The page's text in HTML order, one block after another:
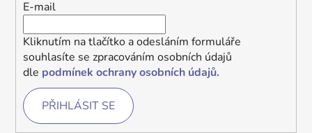
E-mail
Kliknutím na tlačítko a odesláním formuláře
souhlasíte se zpracováním osobních údajů
dle podmínek ochrany osobních údajů.
PŘIHLÁSIT SE